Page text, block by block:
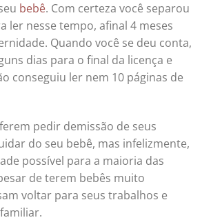
bebê. Com certeza você separou
ler nesse tempo, afinal 4 meses
Quando você se deu conta,
dias para o final da licença e
conseguiu ler nem 10 páginas de
pedir demissão de seus
do seu bebê, mas infelizmente,
possível para a maioria das
de terem bebês muito
voltar para seus trabalhos e